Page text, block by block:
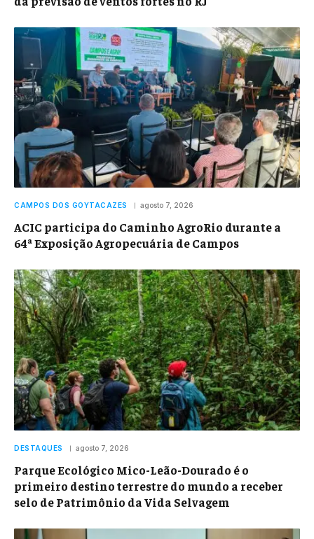
CAMPOS DOS GOYTACAZES agosto 7, 2026
ACIC participa do Caminho AgroRio durante a
64ª Exposição Agropecuária de Campos
DESTAQUES agosto 7, 2026
Parque Ecológico Mico-Leão-Dourado é o
primeiro destino terrestre do mundo a receber
selo de Patrimônio da Vida Selvagem